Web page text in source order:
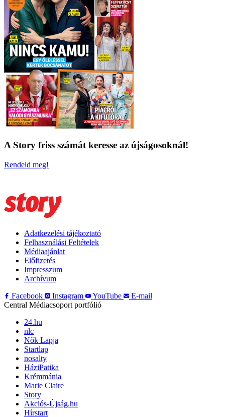
A Story friss számát keresse az újságosoknál!
Rendeld meg!
Adatkezelési tájékoztató
Felhasználási Feltételek
Médiaajánlat
Előfizetés
Impresszum
Archívum
Facebook
Instagram YouTube
E-mail
Central Médiacsoport portfólió
24.hu
nlc
Nők Lapja
Startlap
nosalty
HáziPatika
Krémmánia
Marie Claire
Story
Akciós-Újság.hu
Hírstart